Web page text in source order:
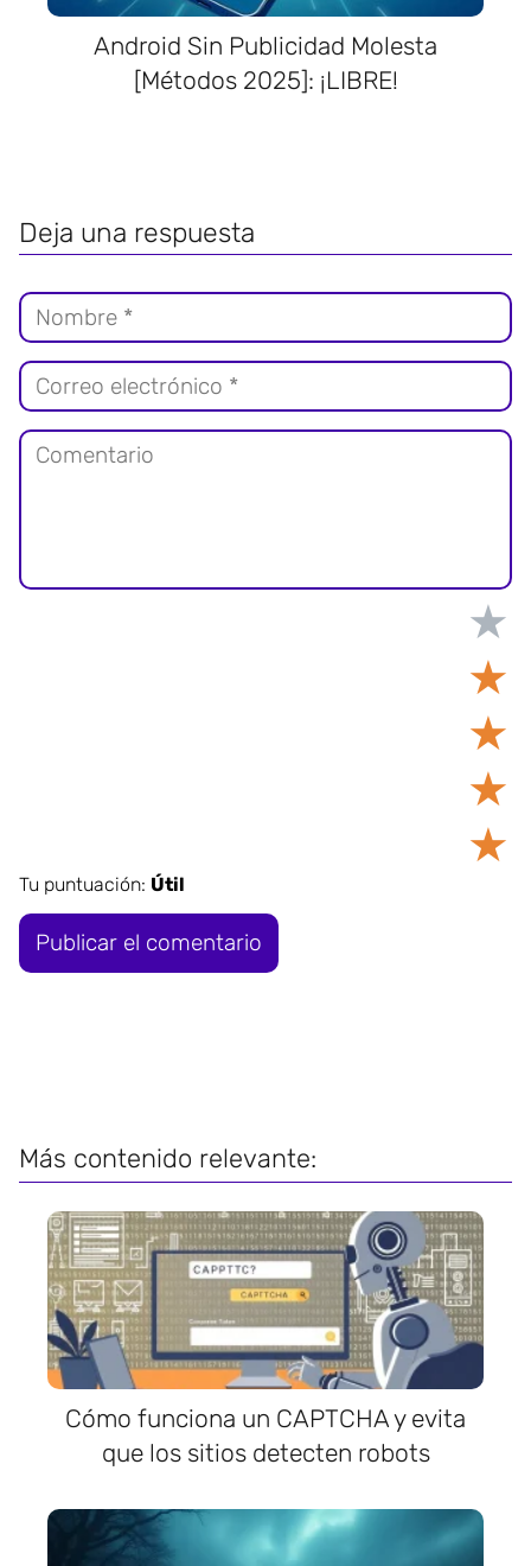
Android Sin Publicidad Molesta
[Métodos 2025]: ¡LIBRE!
Deja una respuesta
★
★
★
★
★
Tu puntuación: Útil
Más contenido relevante:
Cómo funciona un CAPTCHA y evita
que los sitios detecten robots